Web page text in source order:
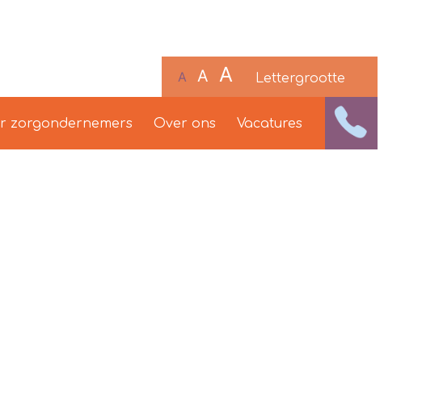
A A A Lettergrootte
zorgondernemers Over ons Vacatures